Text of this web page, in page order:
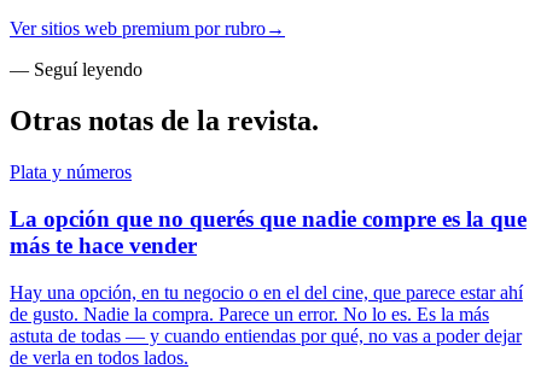
Ver sitios web premium por rubro→
— Seguí leyendo
Otras notas de la revista.
Plata y números
La opción que no querés que nadie compre es la que
más te hace vender
Hay una opción, en tu negocio o en el del cine, que parece estar ahí
de gusto. Nadie la compra. Parece un error. No lo es. Es la más
astuta de todas — y cuando entiendas por qué, no vas a poder dejar
de verla en todos lados.